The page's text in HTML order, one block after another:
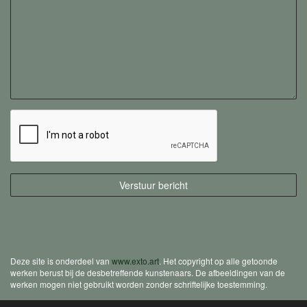
Deze site is onderdeel van www.exto.art. Het copyright op alle getoonde
werken berust bij de desbetreffende kunstenaars. De afbeeldingen van de
werken mogen niet gebruikt worden zonder schriftelijke toestemming.